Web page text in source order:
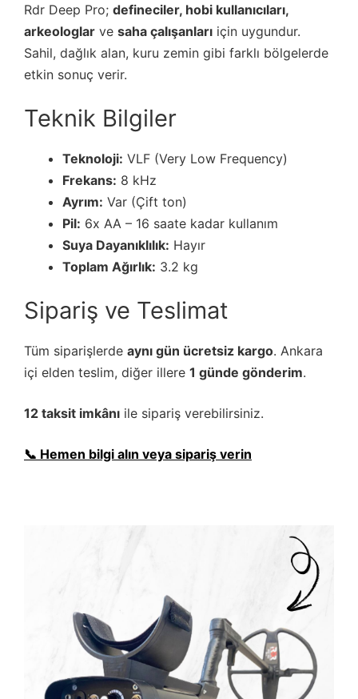
Rdr Deep Pro; defineciler, hobi kullanıcıları,
arkeologlar ve saha çalışanları için uygundur.
Sahil, dağlık alan, kuru zemin gibi farklı bölgelerde
etkin sonuç verir.
Teknik Bilgiler
Teknoloji: VLF (Very Low Frequency)
Frekans: 8 kHz
Ayrım: Var (Çift ton)
Pil: 6x AA – 16 saate kadar kullanım
Suya Dayanıklılık: Hayır
Toplam Ağırlık: 3.2 kg
Sipariş ve Teslimat
Tüm siparişlerde aynı gün ücretsiz kargo. Ankara
içi elden teslim, diğer illere 1 günde gönderim.
12 taksit imkânı ile sipariş verebilirsiniz.
📞 Hemen bilgi alın veya sipariş verin